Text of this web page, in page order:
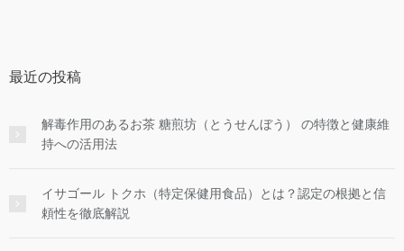
最近の投稿
解毒作用のあるお茶 糖煎坊（とうせんぼう） の特徴と健康維
持への活用法
イサゴール トクホ（特定保健用食品）とは？認定の根拠と信
頼性を徹底解説